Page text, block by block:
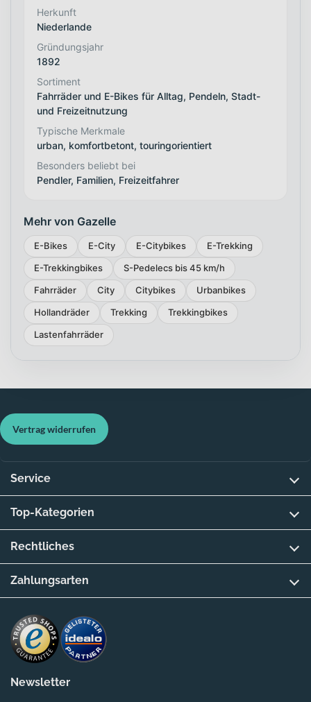
Herkunft
Niederlande
Gründungsjahr
1892
Sortiment
Fahrräder und E-Bikes für Alltag, Pendeln, Stadt-
und Freizeitnutzung
Typische Merkmale
urban, komfortbetont, touringorientiert
Besonders beliebt bei
Pendler, Familien, Freizeitfahrer
Mehr von Gazelle
E-Bikes E-City E-Citybikes
E-Trekking
E-Trekkingbikes
S-Pedelecs bis 45 km/h
Fahrräder
City Citybikes
Urbanbikes
Hollandräder
Trekking
Trekkingbikes
Lastenfahrräder
Newsletter
Vertrag widerrufen
Service
Top-Kategorien
Rechtliches
Zahlungsarten